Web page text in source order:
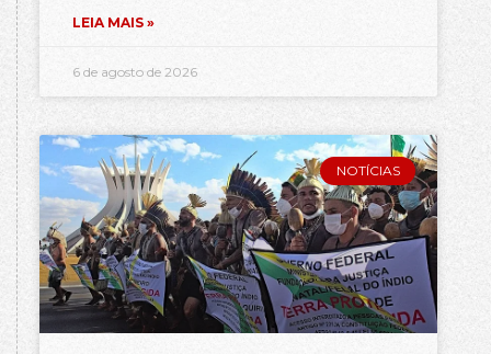
LEIA MAIS »
6 de agosto de 2026
NOTÍCIAS